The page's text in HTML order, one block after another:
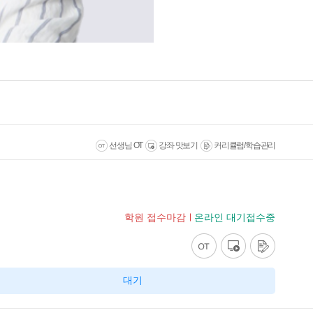
선생님 OT 강좌 맛보기 커리큘럼/학습관리
학원 접수마감 온라인 대기접수중
대기